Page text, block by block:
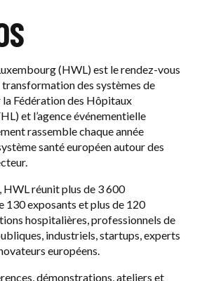
ÉVÉNEMENT
ÉVÉNEMENT
EXPOSANTS
BOX
(HWL) est le rendez-vous
transformation des systèmes de
la Fédération des Hôpitaux
et l’agence événementielle
rassemble chaque année
santé européen autour des
HWL réunit plus de 3 600
130 exposants et plus de 120
hospitalières, professionnels de
industriels, startups, experts
européens.
démonstrations, ateliers et